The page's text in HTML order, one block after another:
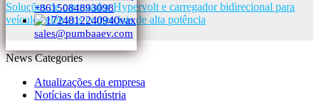
+8615084893098
sales@pumbaaev.com
Soluções de carregador Hypervolt e carregador bidirecional para
veículos elétricos comerciais de alta potência
News Categories
Atualizações da empresa
Notícias da indústria